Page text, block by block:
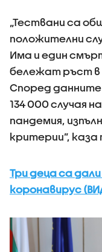
„Тествани са
положителни
Има и един
бележат ръст в
Според
134 000 случая
пандемия,
критерии”, каза
Три деца са
коронавирус